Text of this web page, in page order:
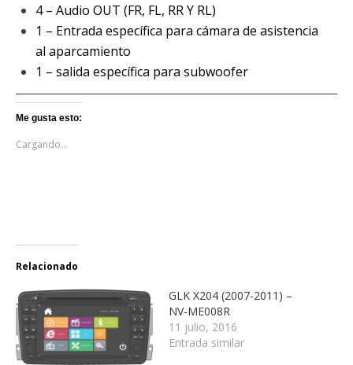
4 – Audio OUT (FR, FL, RR Y RL)
1 – Entrada específica para cámara de asistencia
al aparcamiento
1 – salida específica para subwoofer
Me gusta esto:
Cargando...
Relacionado
GLK X204 (2007-2011) –
NV-ME008R
11 julio, 2016
Entrada similar